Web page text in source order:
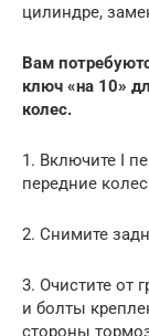
цилиндре,
Вам
ключ «на 10»
колес.
1. Включите I
передние
2. Снимите
3. Очистите от
и болты
стороны